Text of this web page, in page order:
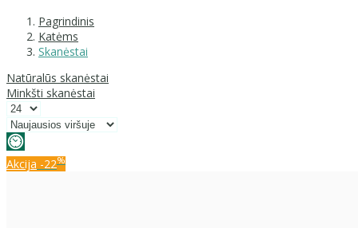
Pagrindinis
Katėms
Skanėstai
Natūralūs skanėstai
Minkšti skanėstai
Akcija -22%